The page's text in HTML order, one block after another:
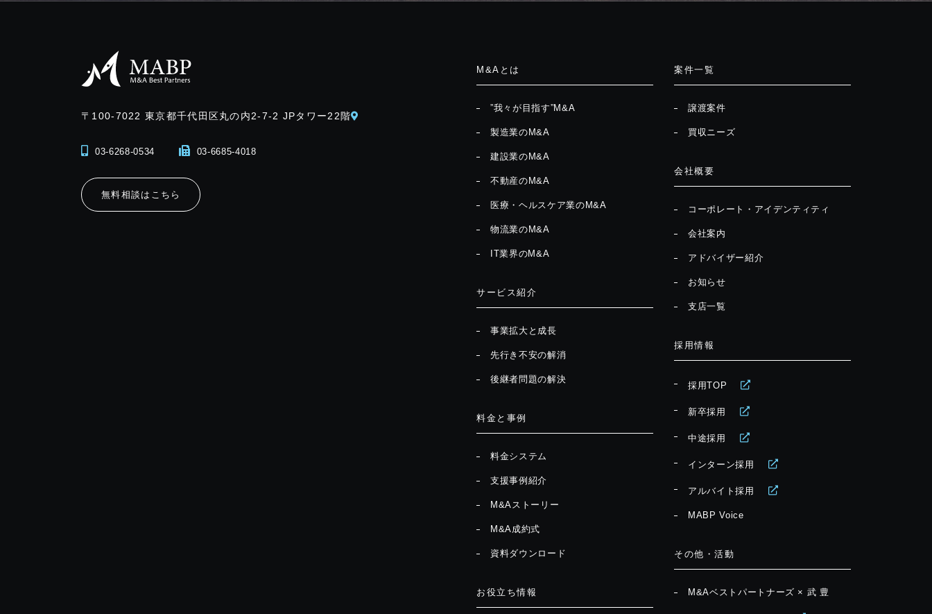
〒100-7022東京都千代田区丸の内2-7-2 JPタワー22階
03-6268-0534 03-6685-4018
無料相談はこちら
M&Aとは
”我々が目指す”M&A
製造業のM&A
建設業のM&A
不動産のM&A
医療・ヘルスケア業のM&A
物流業のM&A
IT業界のM&A
サービス紹介
事業拡大と成長
先行き不安の解消
後継者問題の解決
料金と事例
料金システム
支援事例紹介
M&Aストーリー
M&A成約式
資料ダウンロード
お役立ち情報
案件一覧
譲渡案件
買収ニーズ
会社概要
コーポレート・アイデンティティ
会社案内
アドバイザー紹介
お知らせ
支店一覧
採用情報
採用TOP
新卒採用
中途採用
インターン採用
アルバイト採用
MABP Voice
その他・活動
M&Aベストパートナーズ × 武 豊